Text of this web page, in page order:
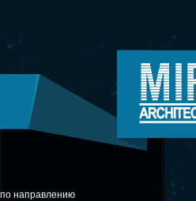
по направлению